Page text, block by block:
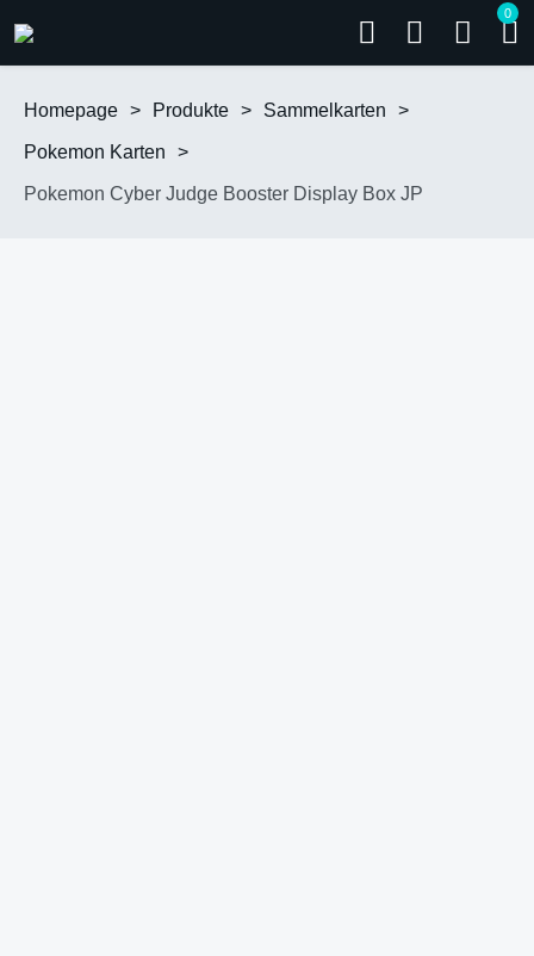
0
Homepage > Produkte > Sammelkarten >
Pokemon Karten >
Pokemon Cyber Judge Booster Display Box JP